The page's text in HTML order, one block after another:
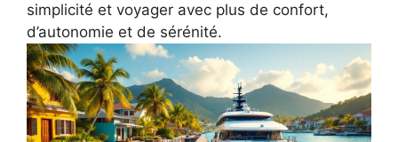
simplicité et voyager avec plus de confort,
d’autonomie et de sérénité.